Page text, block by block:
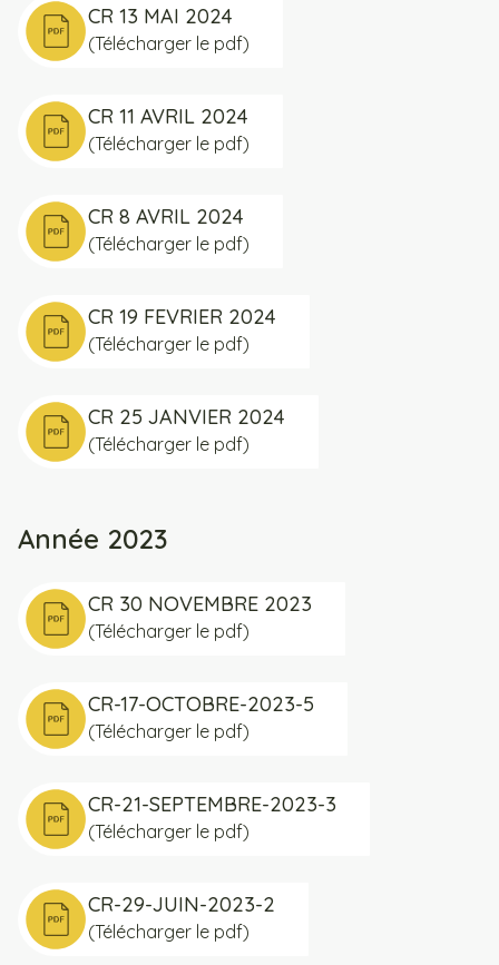
CR 13 MAI 2024
(Télécharger le pdf)
CR 11 AVRIL 2024
(Télécharger le pdf)
CR 8 AVRIL 2024
(Télécharger le pdf)
CR 19 FEVRIER 2024
(Télécharger le pdf)
CR 25 JANVIER 2024
(Télécharger le pdf)
Année 2023
CR 30 NOVEMBRE 2023
(Télécharger le pdf)
CR-17-OCTOBRE-2023-5
(Télécharger le pdf)
CR-21-SEPTEMBRE-2023-3
(Télécharger le pdf)
CR-29-JUIN-2023-2
(Télécharger le pdf)